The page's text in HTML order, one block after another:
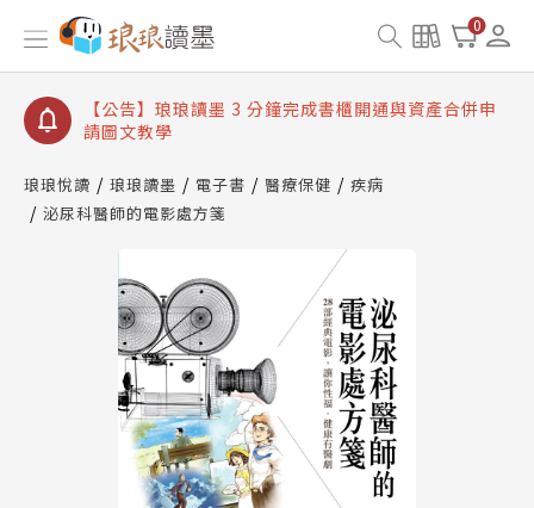
0
【公告】琅琅讀墨數位閱讀資產合併與書櫃開通申請
【公告】琅琅讀墨書櫃開通常見問題
【公告】琅琅讀墨 3 分鐘完成書櫃開通與資產合併申
請圖文教學
查詢
【公告】琅琅讀墨數位閱讀資產合併與書櫃開通申請
琅琅悅讀 琅琅讀墨 電子書 醫療保健
疾病
泌尿科醫師的電影處方箋